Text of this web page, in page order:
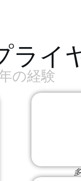
ライ
の経験